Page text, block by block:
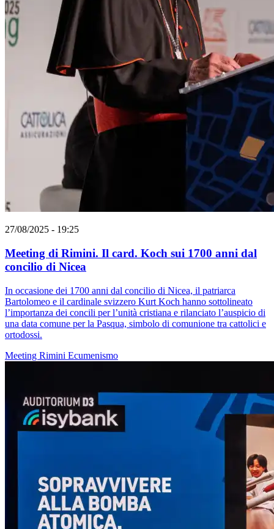
27/08/2025 - 19:25
Meeting di Rimini. Il card. Koch sui 1700 anni dal
concilio di Nicea
In occasione dei 1700 anni dal concilio di Nicea, il patriarca
Bartolomeo e il cardinale svizzero Kurt Koch hanno sottolineato
l’importanza dei concili per l’unità cristiana e rilanciato l’auspicio di
una data comune per la Pasqua, simbolo di comunione tra cattolici e
ortodossi.
Meeting Rimini Ecumenismo